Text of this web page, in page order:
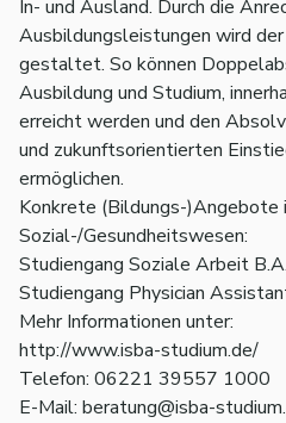
In- und Ausland. Durch die
Ausbildungsleistungen wird
gestaltet. So können
Ausbildung und Studium,
erreicht werden und den
und zukunftsorientierten
ermöglichen.
Konkrete (Bildungs-)Angebote
Sozial-/Gesundheitswesen:
Studiengang Soziale Arbeit B.A.
Studiengang Physician
Mehr Informationen unter:
http://www.isba-studium.de/
Telefon: 06221 39557 1000
E-Mail: beratung@isba-